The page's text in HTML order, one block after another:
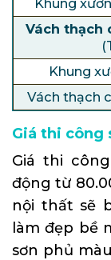
Vách thạch
Khung
Vách thạch
Giá thi công
Giá thi
động từ
nội thất sẽ
làm đẹp bề
sơn phủ